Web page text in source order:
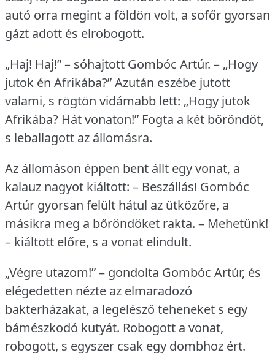
autó orra megint a földön volt, a sofőr gyorsan
gázt adott és elrobogott.
„Haj! Haj!” – sóhajtott Gombóc Artúr. – „Hogy
jutok én Afrikába?” Azután eszébe jutott
valami, s rögtön vidámabb lett: „Hogy jutok
Afrikába? Hát vonaton!” Fogta a két bőröndöt,
s leballagott az állomásra.
Az állomáson éppen bent állt egy vonat, a
kalauz nagyot kiáltott: – Beszállás! Gombóc
Artúr gyorsan felült hátul az ütközőre, a
másikra meg a bőröndöket rakta. – Mehetünk!
– kiáltott előre, s a vonat elindult.
„Végre utazom!” – gondolta Gombóc Artúr, és
elégedetten nézte az elmaradozó
bakterházakat, a legelésző teheneket s egy
bámészkodó kutyát. Robogott a vonat,
robogott, s egyszer csak egy dombhoz ért.